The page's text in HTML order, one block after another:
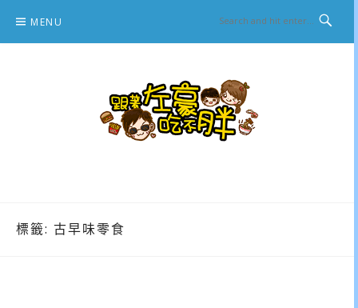
content
MENU
標籤: 古早味零食